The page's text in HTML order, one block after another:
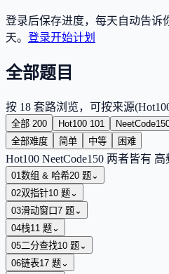
登录后保存进度，每天自动告诉
天。 登录开始计划
全部题目
按 18 套路浏览，可按来源
全部 200 Hot100 101
全部难度
简单 中等 困难
Hot100 NeetCode150 两者皆有 高
01 数组 & 哈希20 题 ⌄
02双指针10 题 ⌄
03滑动窗口7 题 ⌄
04栈11 题 ⌄
05二分查找10 题 ⌄
06链表17 题 ⌄